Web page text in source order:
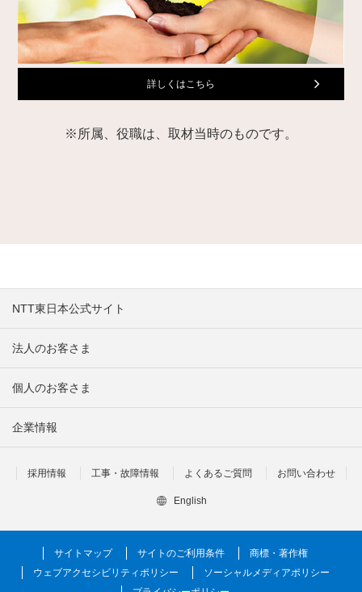
詳しくはこちら
※所属、役職は、取材当時のものです。
NTT東日本公式サイト
法人のお客さま
個人のお客さま
企業情報
採用情報 工事・故障情報 よくあるご質問 お問い合わせ
English
サイトマップ サイトのご利用条件
商標・著作権
ウェブアクセシビリティポリシー
ソーシャルメディアポリシー